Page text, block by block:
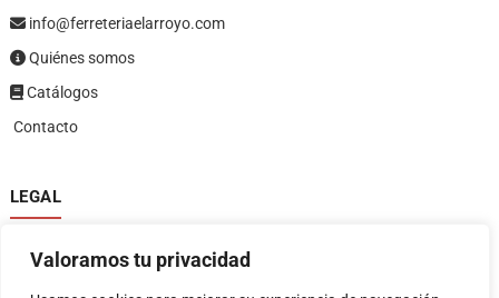
Valoramos tu privacidad
info@ferreteriaelarroyo.com
Quiénes somos
Catálogos
Contacto
LEGAL
Política de privacidad
Política de devoluciones y reembolsos